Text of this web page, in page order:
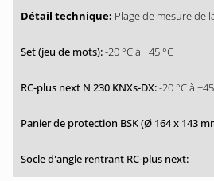
Plage de mesure de
-20 °C à +45 °C
-20 °C à